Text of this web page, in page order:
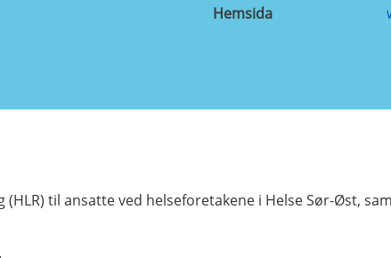
Hemsida
til ansatte ved helseforetakene i Helse Sør-Øst,